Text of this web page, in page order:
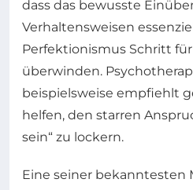
dass das bewusste
Verhaltensweisen
Perfektionismus Schritt
überwinden.
beispielsweise empfiehlt
helfen, den starren
sein“ zu lockern.
Eine seiner bekanntesten